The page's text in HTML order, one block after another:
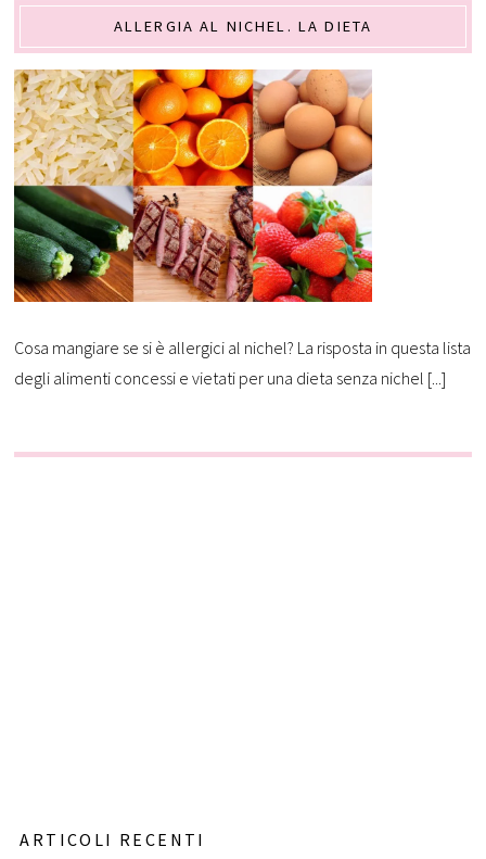
ALLERGIA AL NICHEL. LA DIETA
Cosa mangiare se si è allergici al nichel? La risposta in questa lista
degli alimenti concessi e vietati per una dieta senza nichel [...]
ARTICOLI RECENTI